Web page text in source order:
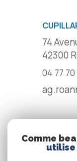
74
42300
04 77 70
Comme
utilise